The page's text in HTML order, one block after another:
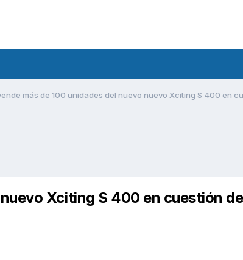
más de 100 unidades del nuevo nuevo Xciting S 400 en
Xciting S 400 en cuestión de